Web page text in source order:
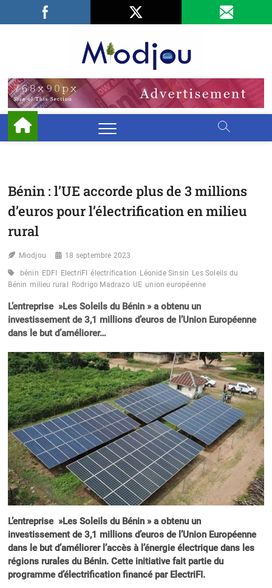
Facebook
LinkedIn
Bénin : l’UE accorde plus de 3 millions
d’euros pour l’électrification en milieu
rural
Miodjou 18 septembre 2023
bénin EDFI ElectriFI électrification Léonide Sinsin Les Soleils du
Bénin milieu rural Rodrigo Madrazo UE union européenne
L’entreprise »Les Soleils du Bénin » a obtenu un
investissement de 3,1 millions d’euros de l’Union Européenne
dans le but d’améliorer…
L’entreprise »Les Soleils du Bénin » a obtenu un
investissement de 3,1 millions d’euros de l’Union Européenne
dans le but d’améliorer l’accès à l’énergie électrique dans les
régions rurales du Bénin. Cette initiative fait partie du
programme d’électrification financé par ElectriFI.